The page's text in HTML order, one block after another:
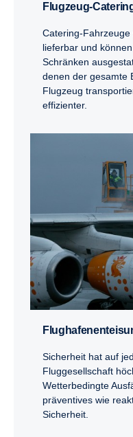
Flugzeug-​
Catering-
lieferbar und
Schränken
denen der gesamte
Flugzeug
effizienter.
Sicherheit hat auf
Fluggesellschaft
Wetterbedingte
präventives wie
Sicherheit.